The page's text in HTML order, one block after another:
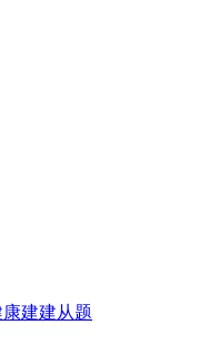
建建从题